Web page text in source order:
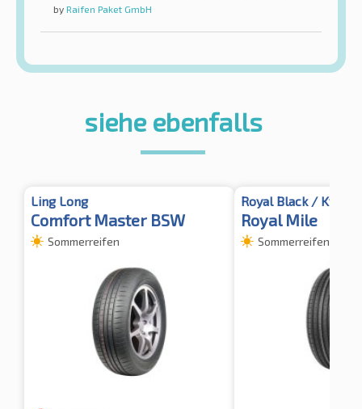
by Raifen Paket GmbH
siehe ebenfalls
Ling Long
Comfort Master BSW
Sommerreifen
Royal Black / Kyoto
Royal Mile
Sommerreifen